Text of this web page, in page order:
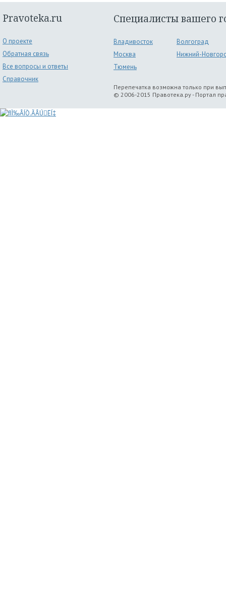
Pravoteka.ru
О проекте
Обратная связь
Все вопросы и ответы
Справочник
Специалисты вашего
Владивосток
Волгоград
Москва
Нижний-
Тюмень
Перепечатка возможна только при
© 2006-2015 Правотека.ру - Портал